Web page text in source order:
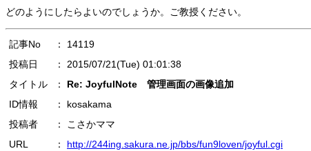
どのようにしたらよいのでしょうか。ご教授ください。
記事No
： 14119
投稿日
： 2015/07/21(Tue) 01:01:38
タイトル
： Re: JoyfulNote 管理画面の画像追加
ID情報
： kosakama
投稿者
： こさかママ
URL
： http://244ing.sakura.ne.jp/bbs/fun9loven/joyful.cgi